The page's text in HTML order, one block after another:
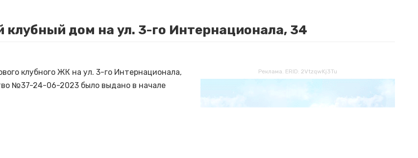
клубный дом на ул. 3-го Интернационала, 34
клубного ЖК на ул. 3-го Интернационала,
№37-24-06-2023 было выдано в начале
Реклама. ERID: 2VtzqwKj3Tu